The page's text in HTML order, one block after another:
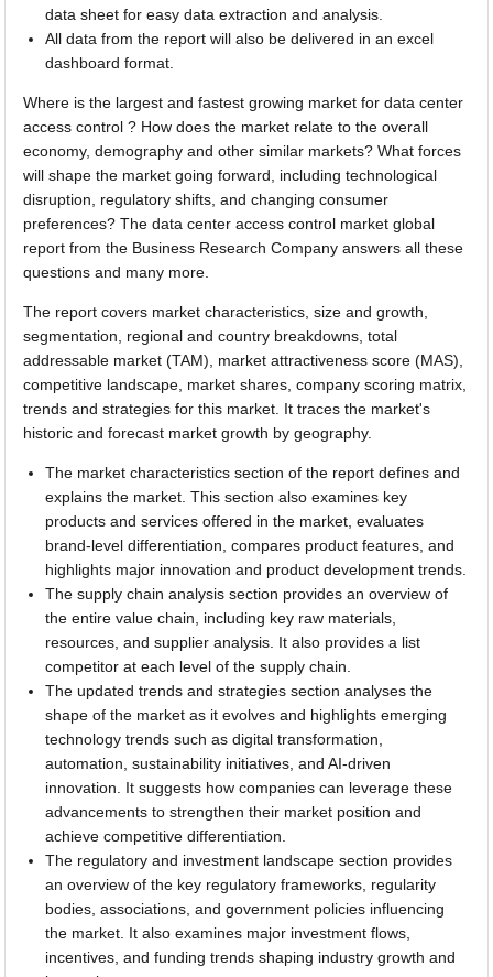
data sheet for easy data extraction and analysis.
All data from the report will also be delivered in an excel
dashboard format.
Where is the largest and fastest growing market for data center
access control ? How does the market relate to the overall
economy, demography and other similar markets? What forces
will shape the market going forward, including technological
disruption, regulatory shifts, and changing consumer
preferences? The data center access control market global
report from the Business Research Company answers all these
questions and many more.
The report covers market characteristics, size and growth,
segmentation, regional and country breakdowns, total
addressable market (TAM), market attractiveness score (MAS),
competitive landscape, market shares, company scoring matrix,
trends and strategies for this market. It traces the market's
historic and forecast market growth by geography.
The market characteristics section of the report defines and
explains the market. This section also examines key
products and services offered in the market, evaluates
brand-level differentiation, compares product features, and
highlights major innovation and product development trends.
The supply chain analysis section provides an overview of
the entire value chain, including key raw materials,
resources, and supplier analysis. It also provides a list
competitor at each level of the supply chain.
The updated trends and strategies section analyses the
shape of the market as it evolves and highlights emerging
technology trends such as digital transformation,
automation, sustainability initiatives, and AI-driven
innovation. It suggests how companies can leverage these
advancements to strengthen their market position and
achieve competitive differentiation.
The regulatory and investment landscape section provides
an overview of the key regulatory frameworks, regularity
bodies, associations, and government policies influencing
the market. It also examines major investment flows,
incentives, and funding trends shaping industry growth and